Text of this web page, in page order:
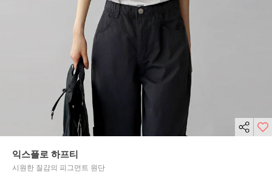
익스플로 하프티
시원한 질감의 피그먼트 원단